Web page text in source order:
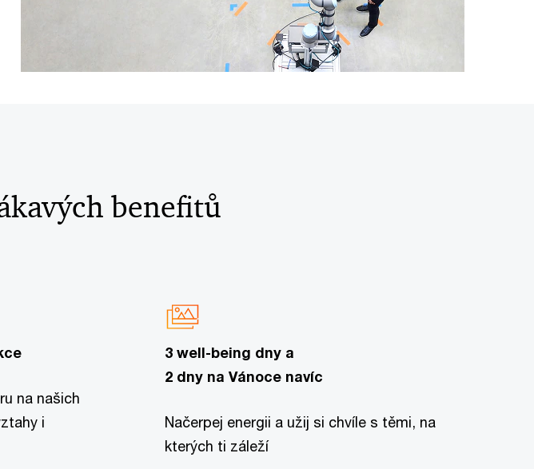
benefitů
na našich
i
3 well-being dny a
2 dny na Vánoce navíc
Načerpej energii a užij si chvíle s těmi, na
kterých ti záleží